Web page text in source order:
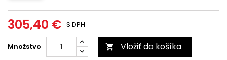
305,40 € S DPH
Množstvo  Vložiť do košíka